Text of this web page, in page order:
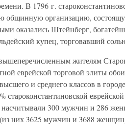
В 1796 г.
общинную организацию,
оказались Штейнберг,
купец, торговавший
жителям
еврейской торговой элиты
высшего и среднего классов в
староконстантиновской
300 мужчин и 286
них 3625 мужчин и 3688